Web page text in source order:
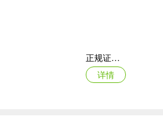
修复已知问题后悄悄 rua 了一把可爱猫猫。
正规证件照拍摄
详情